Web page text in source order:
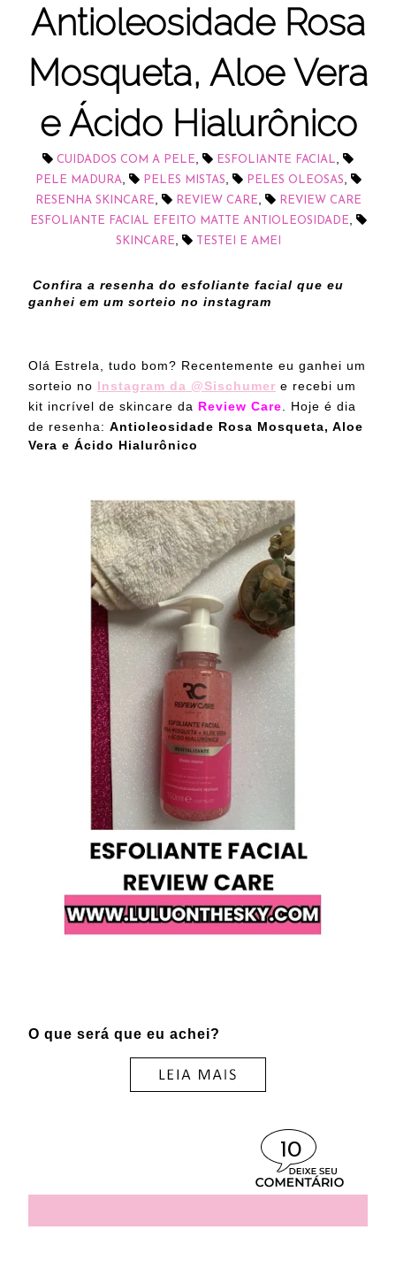
Antioleosidade Rosa
Mosqueta, Aloe Vera
e Ácido Hialurônico
CUIDADOS COM A PELE, ESFOLIANTE FACIAL,
PELE MADURA, PELES MISTAS, PELES OLEOSAS,
RESENHA SKINCARE, REVIEW CARE,
REVIEW CARE
ESFOLIANTE FACIAL EFEITO MATTE ANTIOLEOSIDADE,
SKINCARE, TESTEI E AMEI
Confira a resenha do esfoliante facial que eu
ganhei em um sorteio no instagram
Olá Estrela, tudo bom? Recentemente eu ganhei um
sorteio no Instagram da @Sischumer e recebi um
kit incrível de skincare da Review Care. Hoje é dia
de resenha: Antioleosidade Rosa Mosqueta, Aloe
Vera e Ácido Hialurônico
O que será que eu achei?
10